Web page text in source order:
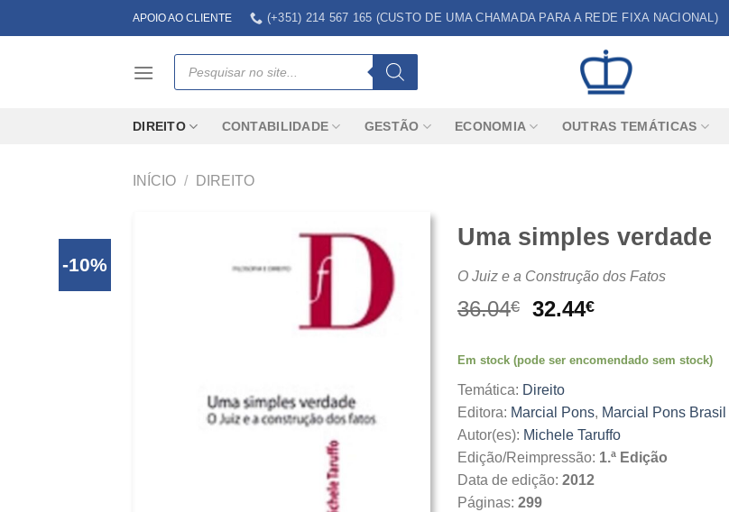
to
APOIO AO CLIENTE (+351) 214 567 165 (CUSTO DE UMA CHAMADA PARA A REDE FIXA NACIONAL)
Products
search
DIREITO CONTABILIDADE GESTÃO ECONOMIA OUTRAS TEMÁTICAS
INÍCIO / DIREITO
-10%
Uma simples verdade
O Juiz e a Construção dos Fatos
36.04€
O
original
era:
36.04€.
32.44€O
atual
é:
Em stock (pode ser encomendado sem stock)
Temática: Direito
Editora: Marcial Pons, Marcial Pons Brasil
Autor(es): Michele Taruffo
Edição/Reimpressão: 1.ª Edição
Data de edição: 2012
Páginas: 299